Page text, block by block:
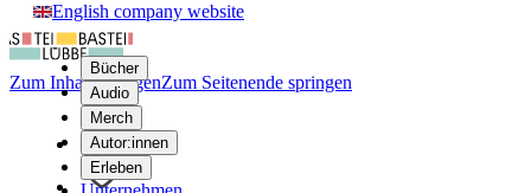
English company website
Bücher
Audio
Merch
Autor:innen
Erleben
Zum Inhalt springenZum Seitenende springen